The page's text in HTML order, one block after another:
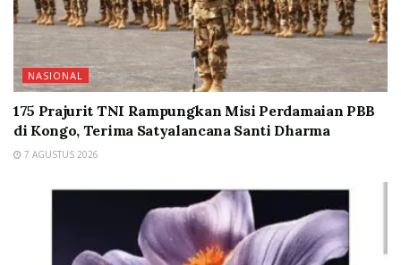
NASIONAL
175 Prajurit TNI Rampungkan Misi Perdamaian PBB
di Kongo, Terima Satyalancana Santi Dharma
7 AGUSTUS 2026